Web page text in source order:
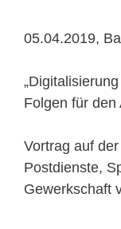
05.04.2019,
Folgen für den
Vortrag auf
Postdienste,
Gewerkschaft